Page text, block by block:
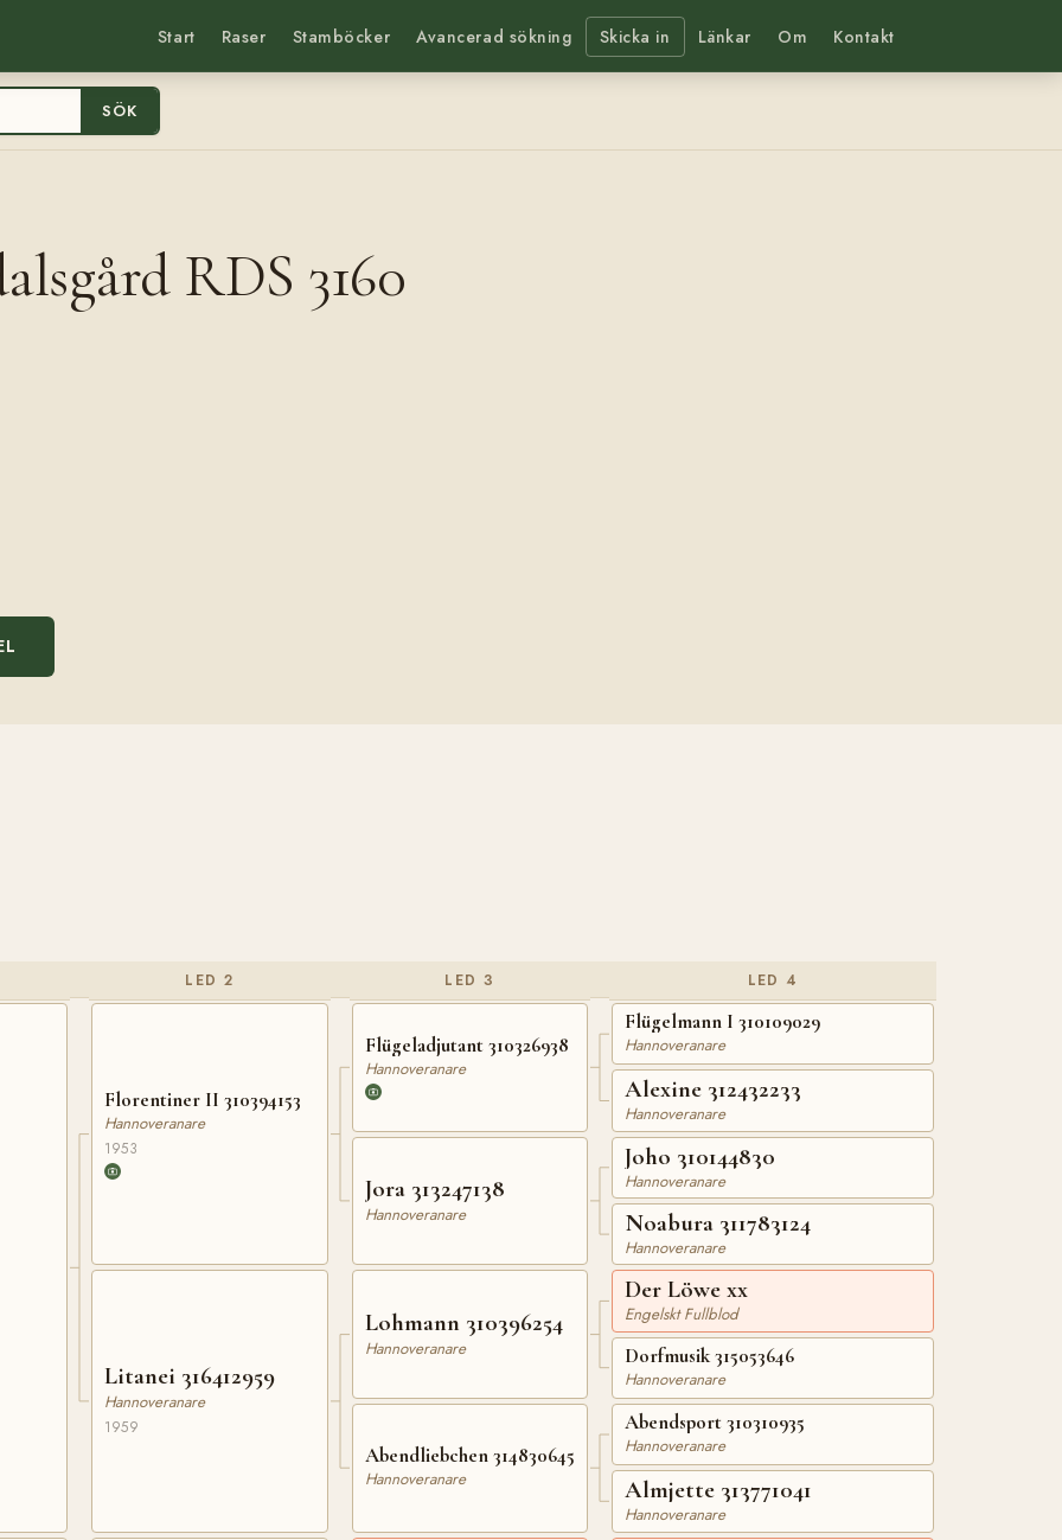
Start Raser Stamböcker Avancerad sökning Skicka in Länkar Om Kontakt
SÖK
RDS 3160
LED 2
Florentiner II 310394153
Hannoveranare
1953
Litanei 316412959
Hannoveranare
1959
LED 3
Flügeladjutant 310326938
Hannoveranare
Jora 313247138
Hannoveranare
Lohmann 310396254
Hannoveranare
Abendliebchen 314830645
Hannoveranare
LED 4
Flügelmann I 310109029
Hannoveranare
Alexine 312432233
Hannoveranare
Joho 310144830
Hannoveranare
Noabura 311783124
Hannoveranare
Der Löwe xx
Engelskt Fullblod
Dorfmusik 315053646
Hannoveranare
Abendsport 310310935
Hannoveranare
Almjette 313771041
Hannoveranare